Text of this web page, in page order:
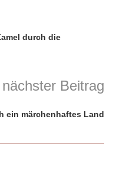
durch die
nächster Beitrag
ein märchenhaftes Land